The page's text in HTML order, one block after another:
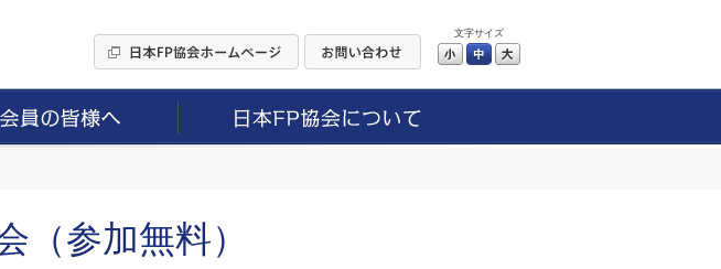
文字サイズ
小 中
（参加無料）